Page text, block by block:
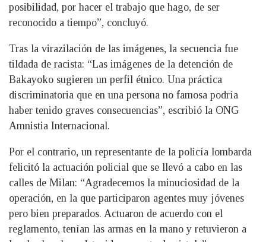
posibilidad, por hacer el trabajo que hago, de ser
reconocido a tiempo”, concluyó.
Tras la virazilación de las imágenes, la secuencia fue
tildada de racista: “Las imágenes de la detención de
Bakayoko sugieren un perfil étnico. Una práctica
discriminatoria que en una persona no famosa podría
haber tenido graves consecuencias”, escribió la ONG
Amnistia Internacional.
Por el contrario, un representante de la policía lombarda
felicitó la actuación policial que se llevó a cabo en las
calles de Milan: “Agradecemos la minuciosidad de la
operación, en la que participaron agentes muy jóvenes
pero bien preparados. Actuaron de acuerdo con el
reglamento, tenían las armas en la mano y retuvieron a